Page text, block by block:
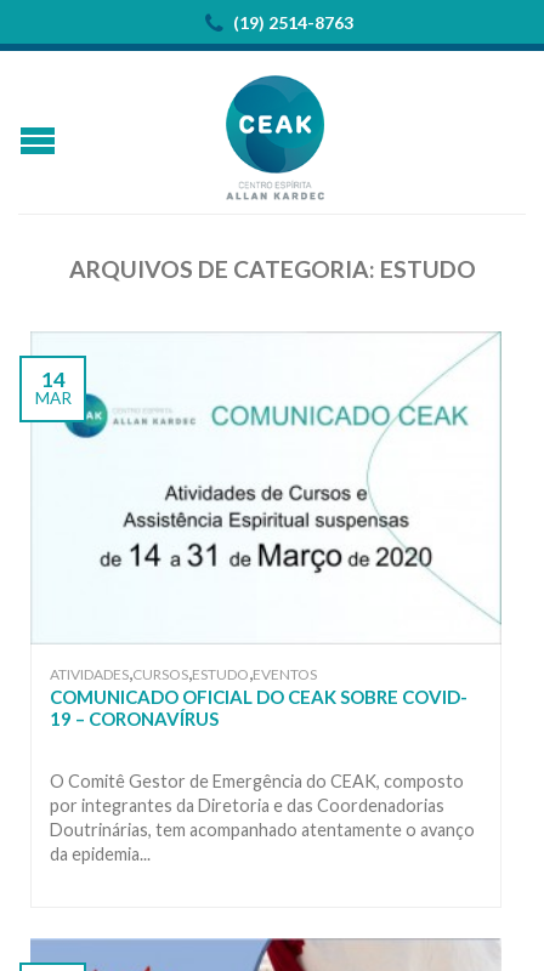
(19) 2514-8763
ARQUIVOS DE CATEGORIA: ESTUDO
14
MAR
ATIVIDADES,CURSOS,ESTUDO,EVENTOS
COMUNICADO OFICIAL DO CEAK SOBRE COVID-
19 – CORONAVÍRUS
O Comitê Gestor de Emergência do CEAK, composto
por integrantes da Diretoria e das Coordenadorias
Doutrinárias, tem acompanhado atentamente o avanço
da epidemia...